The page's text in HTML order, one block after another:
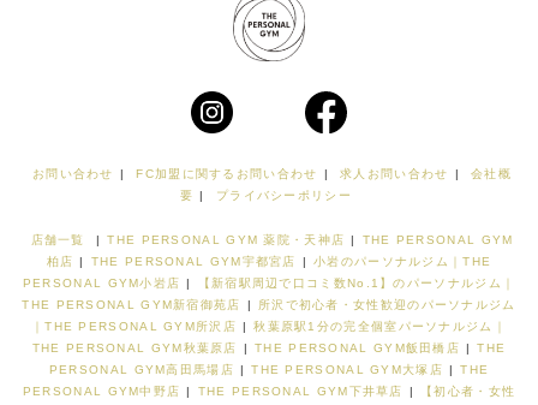
お問い合わせ | FC加盟に関するお問い合わせ | 求人お問い合わせ |
会社概
要 | プライバシーポリシー
店舗一覧 THE PERSONAL GYM 薬院・天神店
THE PERSONAL GYM
柏店
THE PERSONAL GYM宇都宮店
小岩のパーソナルジム｜THE
PERSONAL GYM小岩店
【新宿駅周辺で口コミ数No.1】のパーソナルジム｜
THE PERSONAL GYM新宿御苑店
所沢で初心者・女性歓迎のパーソナルジム
｜THE PERSONAL GYM所沢店
秋葉原駅1分の完全個室パーソナルジム｜
THE PERSONAL GYM秋葉原店
THE PERSONAL GYM飯田橋店
THE
PERSONAL GYM高田馬場店
THE PERSONAL GYM大塚店
THE
PERSONAL GYM中野店
THE PERSONAL GYM下井草店
【初心者・女性